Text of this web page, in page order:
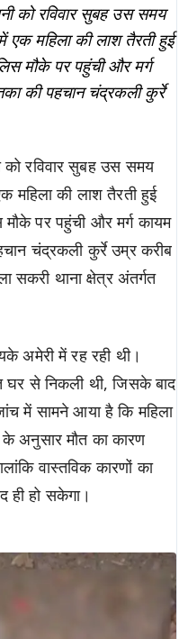
को रविवार सुबह उस समय
महिला की लाश तैरती हुई
मौके पर पहुंची और मर्ग
की पहचान चंद्रकली कुर्रे
को रविवार सुबह उस समय
की लाश तैरती हुई
पर पहुंची और मर्ग कायम
चंद्रकली कुर्रे उम्र करीब
सकरी थाना क्षेत्र अंतर्गत
अमेरी में रह रही थी।
घर से निकली थी, जिसके बाद
में सामने आया है कि महिला
अनुसार मौत का कारण
वास्तविक कारणों का
ही हो सकेगा।